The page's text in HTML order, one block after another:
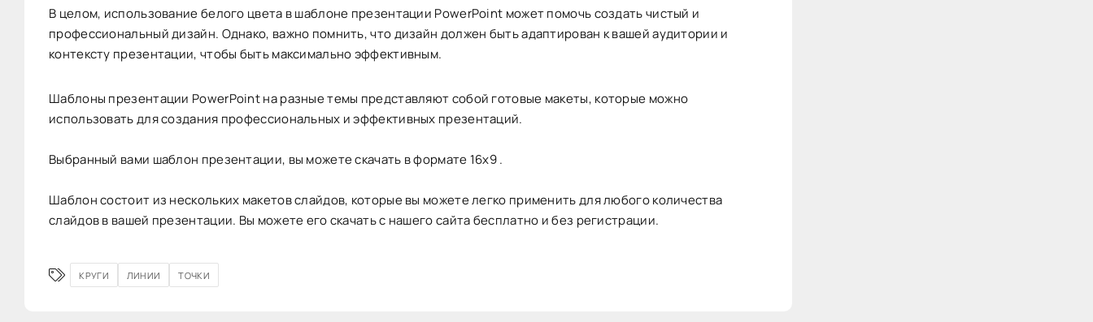
В целом, использование белого цвета в шаблоне презентации PowerPoint может помочь создать чистый и
профессиональный дизайн. Однако, важно помнить, что дизайн должен быть адаптирован к вашей аудитории и
контексту презентации, чтобы быть максимально эффективным.
Шаблоны презентации PowerPoint на разные темы представляют собой готовые макеты, которые можно
использовать для создания профессиональных и эффективных презентаций.
Выбранный вами шаблон презентации, вы можете скачать в формате 16х9 .
Шаблон состоит из нескольких макетов слайдов, которые вы можете легко применить для любого количества
слайдов в вашей презентации. Вы можете его скачать с нашего сайта бесплатно и без регистрации.
КРУГИ ЛИНИИ ТОЧКИ